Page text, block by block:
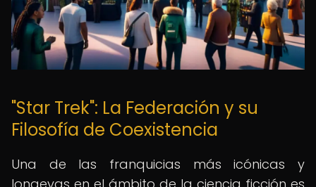
"Star Trek": La Federación y su
Filosofía de Coexistencia
Una de las franquicias más icónicas y